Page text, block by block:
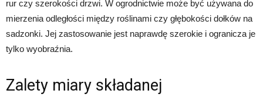
rur czy szerokości drzwi. W ogrodnictwie może być używana do
mierzenia odległości między roślinami czy głębokości dołków na
sadzonki. Jej zastosowanie jest naprawdę szerokie i ogranicza je
tylko wyobraźnia.
Zalety miary składanej